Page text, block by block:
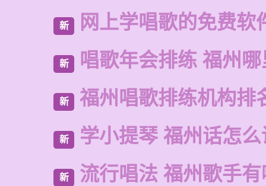
新 网上学唱歌的免费软
新 唱歌年会排练 福州
新 福州唱歌排练机构排
新 学小提琴 福州话怎
新 流行唱法 福州歌手